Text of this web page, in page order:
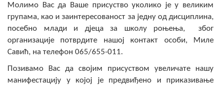
Геоистраживања
ФИНАНСИЈЕ
ПРИВРЕДА
Пољопривреда
Молимо Вас да Ваше присуство уколико је у великим
групама, као и заинтересованост за једну од дисциплина,
посебно млади и дјеца за школу роњења, због
организације потврдите нашој контакт особи, Миле
Савић, на телефон 065/655-011.
Позивамо Вас да својим присуством увеличате нашу
манифестацију у којој је предвиђено и приказивање